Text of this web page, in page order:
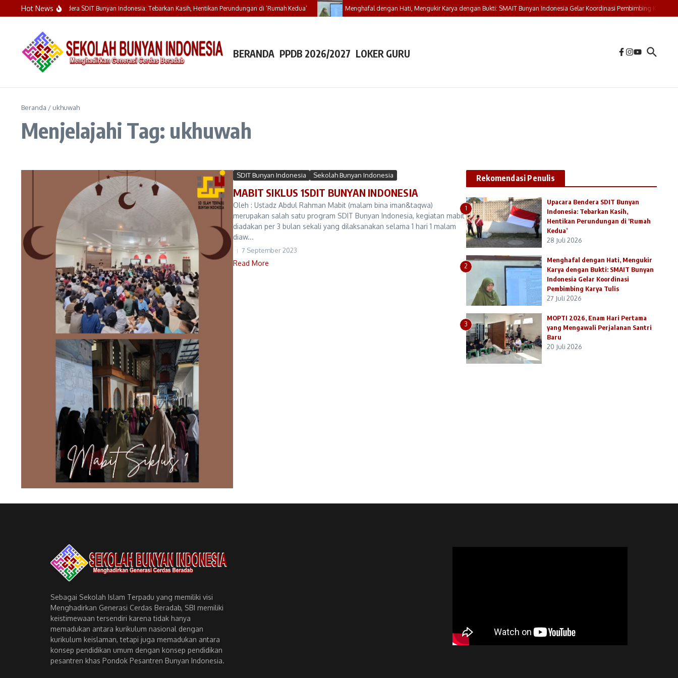
Lewati ke konten
Hot News
Upacara Bendera SDIT Bunyan Indonesia: Tebarkan Kasih, Hentikan Perundungan di ‘Rumah Kedua’ Menghafal dengan Hati, Mengukir Karya dengan Bukti: SMAIT Bunyan Indonesia Gelar Koordinasi Pembimbing Karya Tulis
BERANDA PPDB 2026/2027 LOKER GURU
Beranda / ukhuwah
Menjelajahi Tag: ukhuwah
SDIT Bunyan Indonesia Sekolah Bunyan Indonesia
MABIT SIKLUS 1SDIT BUNYAN INDONESIA
Oleh : Ustadz Abdul Rahman Mabit (malam bina iman&taqwa)
merupakan salah satu program SDIT Bunyan Indonesia, kegiatan mabit
diadakan per 3 bulan sekali yang dilaksanakan selama 1 hari 1 malam
diaw...
7 September 2023
Read More
Rekomendasi Penulis
1
Upacara Bendera SDIT Bunyan
Indonesia: Tebarkan Kasih,
Hentikan Perundungan di ‘Rumah
Kedua’
28 Juli 2026
2
Menghafal dengan Hati, Mengukir
Karya dengan Bukti: SMAIT Bunyan
Indonesia Gelar Koordinasi
Pembimbing Karya Tulis
27 Juli 2026
3
MOPTI 2026, Enam Hari Pertama
yang Mengawali Perjalanan Santri
Baru
20 Juli 2026
Sebagai Sekolah Islam Terpadu yang memiliki visi
Menghadirkan Generasi Cerdas Beradab, SBI memiliki
keistimewaan tersendiri karena tidak hanya
memadukan antara kurikulum nasional dengan
kurikulum keislaman, tetapi juga memadukan antara
konsep pendidikan umum dengan konsep pendidikan
pesantren khas Pondok Pesantren Bunyan Indonesia.